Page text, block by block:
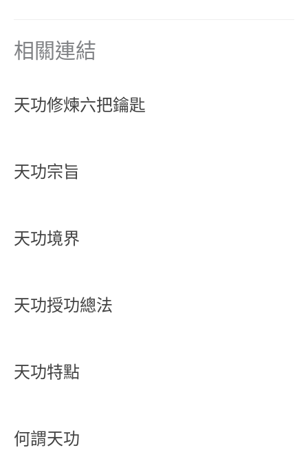
相關連結
天功修煉六把鑰匙
天功宗旨
天功境界
天功授功總法
天功特點
何謂天功